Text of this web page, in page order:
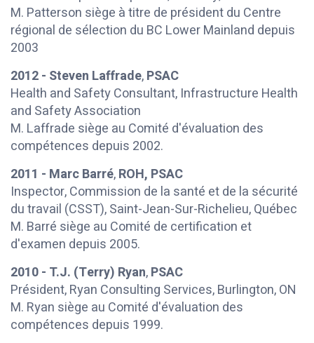
M. Patterson siège à titre de président du Centre
régional de sélection du BC Lower Mainland depuis
2003
2012 - Steven Laffrade,PSAC
Health and Safety Consultant, Infrastructure Health
and Safety Association
M. Laffrade siège au Comité d'évaluation des
compétences depuis 2002.
2011 - Marc Barré,ROH, PSAC
Inspector, Commission de la santé et de la sécurité
du travail (CSST), Saint-Jean-Sur-Richelieu, Québec
M. Barré siège au Comité de certification et
d'examen depuis 2005.
2010 - T.J. (Terry) Ryan,PSAC
Président, Ryan Consulting Services, Burlington, ON
M. Ryan siège au Comité d'évaluation des
compétences depuis 1999.